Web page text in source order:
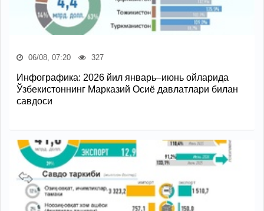
06/08, 07:20 327
Инфографика: 2026 йил январь–июнь ойларида
Ўзбекистоннинг Марказий Осиё давлатлари билан
савдоси